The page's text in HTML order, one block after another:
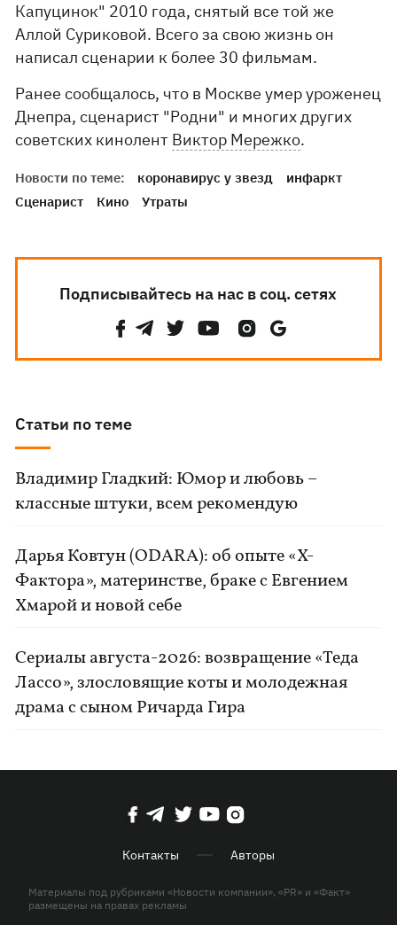
Капуцинок" 2010 года, снятый все той же
Аллой Суриковой. Всего за свою жизнь он
написал сценарии к более 30 фильмам.
Ранее сообщалось, что в Москве умер уроженец
Днепра, сценарист "Родни" и многих других
советских кинолент Виктор Мережко.
Новости по теме: коронавирус у звезд
инфаркт
Сценарист
Кино Утраты
Подписывайтесь на нас в соц. сетях
Статьи по теме
Владимир Гладкий: Юмор и любовь –
классные штуки, всем рекомендую
Дарья Ковтун (ODARA): об опыте «Х-
Фактора», материнстве, браке с Евгением
Хмарой и новой себе
Сериалы августа-2026: возвращение «Теда
Лассо», злословящие коты и молодежная
драма с сыном Ричарда Гира
Контакты Авторы
Материалы под рубриками «Новости компании», «PR» и «Факт»
размещены на правах рекламы